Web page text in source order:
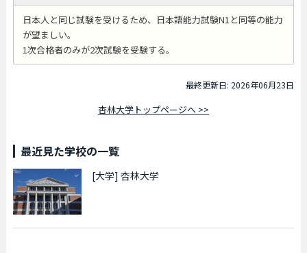
日本人と同じ試験を受けるため、日本語能力試験N1と同等の能力
が望ましい。
1次合格者のみが2次試験を受験する。
最終更新日: 2026年06月23日
杏林大学トップページへ >>
最近見た学校の一覧
[大学] 杏林大学